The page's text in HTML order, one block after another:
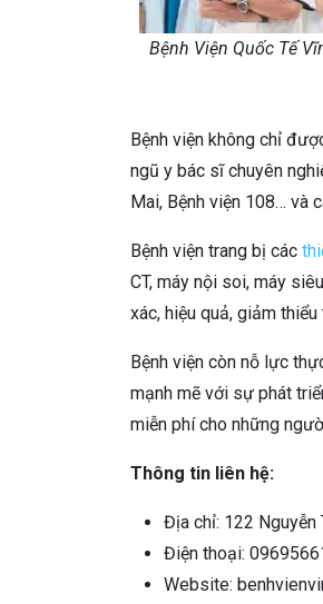
Bệnh Viện Quốc Tế
Bệnh viện không chỉ
ngũ y bác sĩ chuyên
Mai, Bệnh viện 108… và
Bệnh viện trang bị các
CT, máy nội soi, máy
xác, hiệu quả, giảm
Bệnh viện còn nỗ lực
mạnh mẽ với sự phát
miễn phí cho những
Thông tin liên hệ:
Địa chỉ: 122 Nguyễn
Điện thoại:
Website: